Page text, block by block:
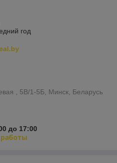
год
, 5В/1-5Б, Минск, Беларусь
до 17:00